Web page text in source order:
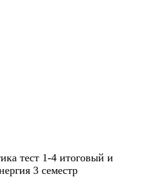
тест 1-4 итоговый и
3 семестр